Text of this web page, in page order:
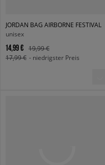
JORDAN BAG AIRBORNE FESTIVAL
unisex
14,99 €
19,99 €
17,99 € - niedrigster Preis